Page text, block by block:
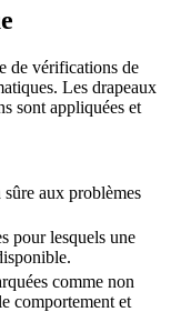
de vérifications de
Les drapeaux
sont appliquées et
aux problèmes
pour lesquels une
comme non
comportement et